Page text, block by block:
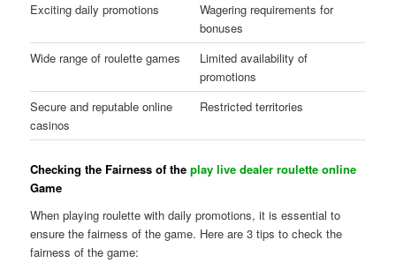
Exciting daily promotions
Wagering requirements for
bonuses
Wide range of roulette games
Limited availability of
promotions
Secure and reputable online
casinos
Restricted territories
Checking the Fairness of theplay live dealer roulette online
Game
When playing roulette with daily promotions, it is essential to
ensure the fairness of the game. Here are 3 tips to check the
fairness of the game: